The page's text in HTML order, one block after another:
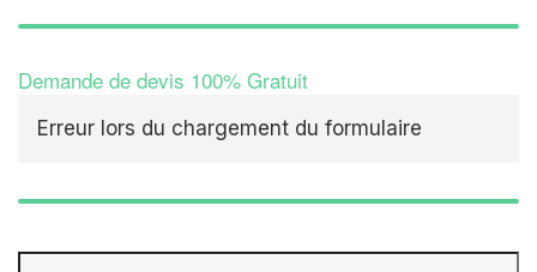
Demande de devis 100% Gratuit
Erreur lors du chargement du formulaire